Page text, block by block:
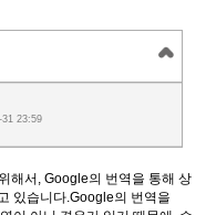
31 23:59
해서, Google의 번역을 통해 상
있습니다.Google의 번역을